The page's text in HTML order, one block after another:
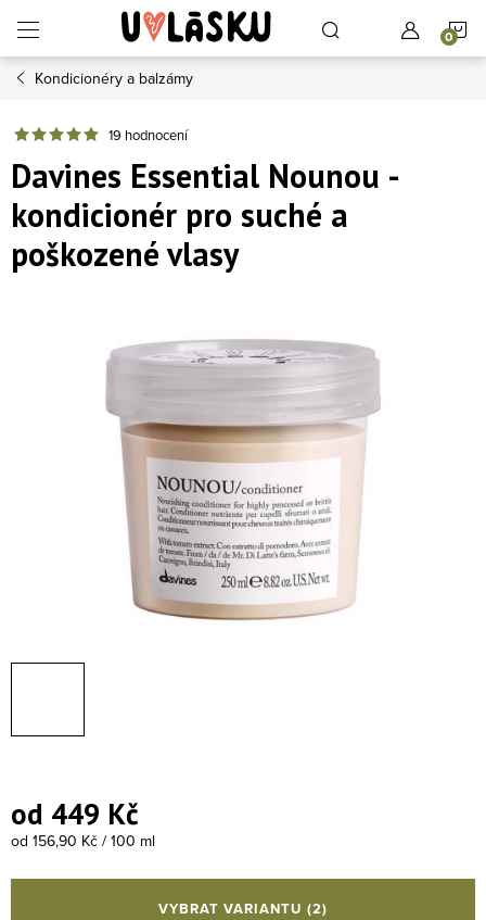
Kondicionéry a balzámy
19 hodnocení
Davines Essential Nounou -
kondicionér pro suché a
poškozené vlasy
od 449 Kč
Měrná cena:
od 156,90 Kč / 100 ml
VYBRAT VARIANTU (2)